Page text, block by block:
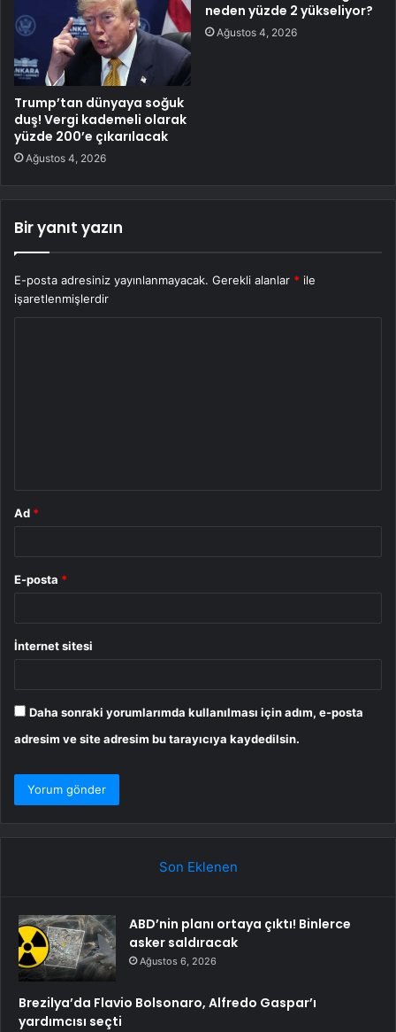
Trump’tan dünyaya soğuk
duş! Vergi kademeli olarak
yüzde 200’e çıkarılacak
Ağustos 4, 2026
neden yüzde 2 yükseliyor?
Ağustos 4, 2026
Bir yanıt yazın
E-posta adresiniz yayınlanmayacak. Gerekli alanlar * ile
işaretlenmişlerdir
Ad *
E-posta *
İnternet sitesi
Daha sonraki yorumlarımda kullanılması için adım, e-posta
adresim ve site adresim bu tarayıcıya kaydedilsin.
Son Eklenen
ABD’nin planı ortaya çıktı! Binlerce
asker saldıracak
Ağustos 6, 2026
Brezilya’da Flavio Bolsonaro, Alfredo Gaspar’ı
yardımcısı seçti